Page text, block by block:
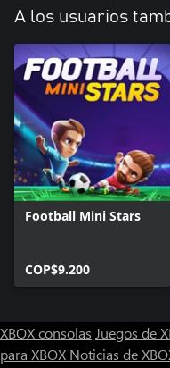
A los usuarios
Football Mini Stars
COP$9.200
XBOX consolas Juegos de
para XBOX Noticias de